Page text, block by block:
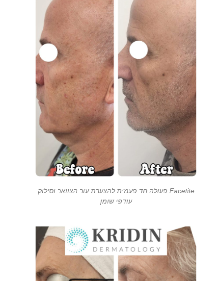
Facetite פעולה חד פעמית להצערת עור הצוואר וסילוק
עודפי שומן